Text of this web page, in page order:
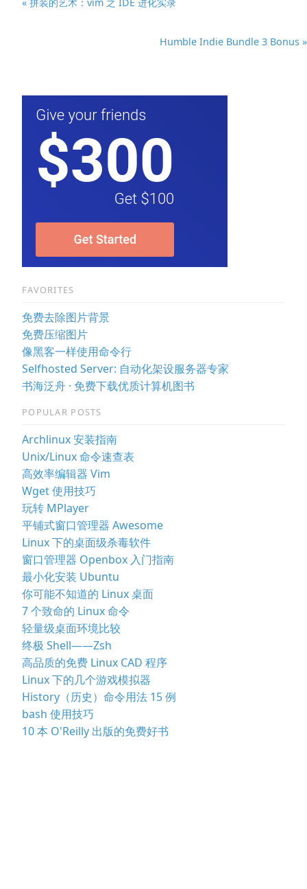
Humble Indie Bundle 3 Bonus »
FAVORITES
免费去除图片背景
免费压缩图片
像黑客一样使用命令行
Selfhosted Server: 自动化架设服务器专家
书海泛舟 · 免费下载优质计算机图书
POPULAR POSTS
Archlinux 安装指南
Unix/Linux 命令速查表
高效率编辑器 Vim
Wget 使用技巧
玩转 MPlayer
平铺式窗口管理器 Awesome
Linux 下的桌面级杀毒软件
窗口管理器 Openbox 入门指南
最小化安装 Ubuntu
你可能不知道的 Linux 桌面
7 个致命的 Linux 命令
轻量级桌面环境比较
终极 Shell——Zsh
高品质的免费 Linux CAD 程序
Linux 下的几个游戏模拟器
History（历史）命令用法 15 例
bash 使用技巧
10 本 O'Reilly 出版的免费好书